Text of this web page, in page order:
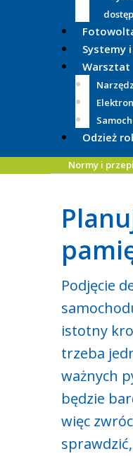
Systemy
Warsztat
Odzież
Normy i
Podjęcie
istotny
trzeba
ważnych
będzie
więc